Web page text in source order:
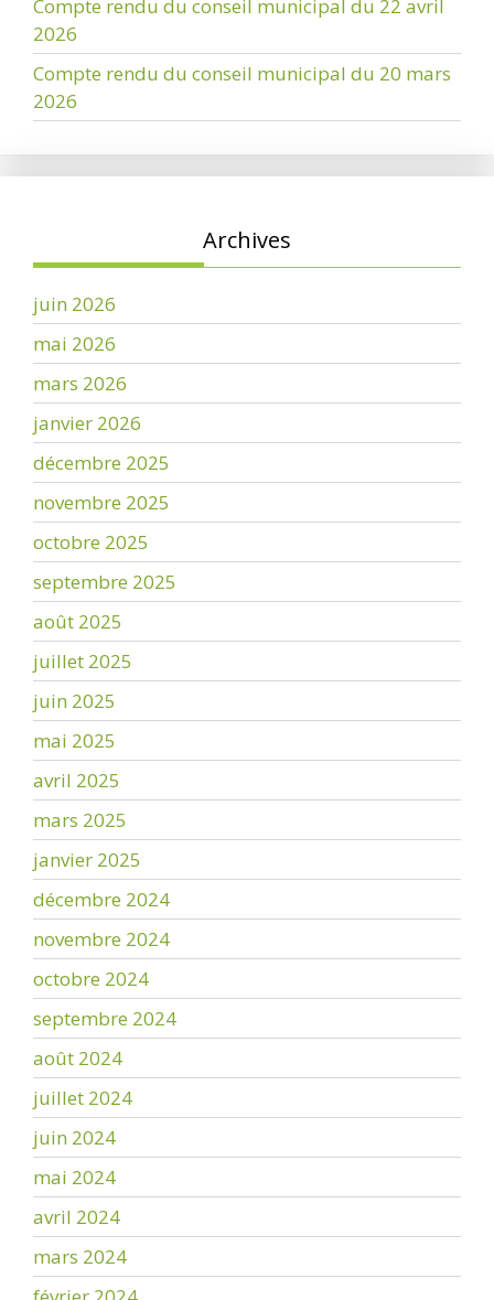
Compte rendu du conseil municipal du 22 avril
2026
Compte rendu du conseil municipal du 20 mars
2026
Archives
juin 2026
mai 2026
mars 2026
janvier 2026
décembre 2025
novembre 2025
octobre 2025
septembre 2025
août 2025
juillet 2025
juin 2025
mai 2025
avril 2025
mars 2025
janvier 2025
décembre 2024
novembre 2024
octobre 2024
septembre 2024
août 2024
juillet 2024
juin 2024
mai 2024
avril 2024
mars 2024